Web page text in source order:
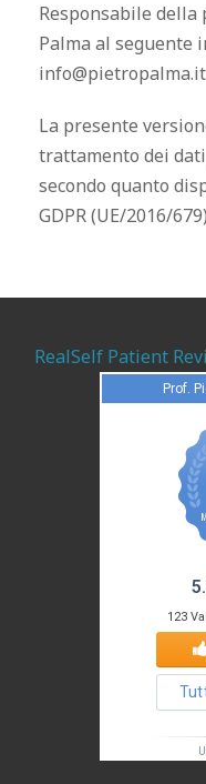
Responsabile
Palma al seguente
info@pietropalma.it
La presente
trattamento dei
secondo quanto
GDPR (UE/2016/679)
RealSelf Patient